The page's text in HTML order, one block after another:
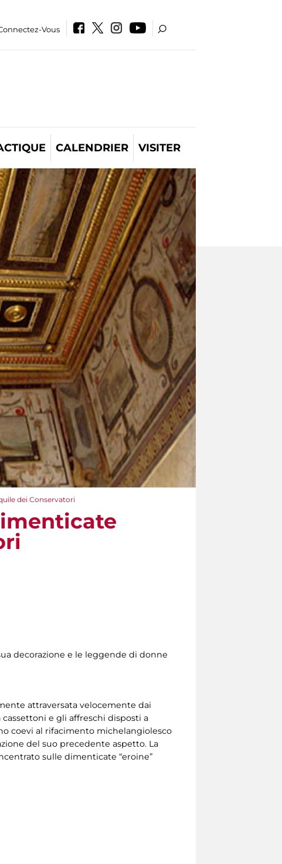
Vous
CALENDRIER VISITER
dei Conservatori
decorazione e le leggende di donne
attraversata velocemente dai
e gli affreschi disposti a
coevi al rifacimento michelangiolesco
del suo precedente aspetto. La
sulle dimenticate “eroine”